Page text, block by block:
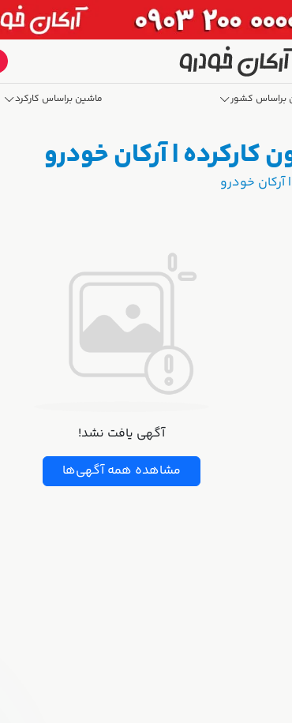
براساس کشور ماشین براساس کارکرد
کارکرده | آرکان خودرو
خودرو
آگهی یافت نشد!
مشاهده همه آگهی‌ها